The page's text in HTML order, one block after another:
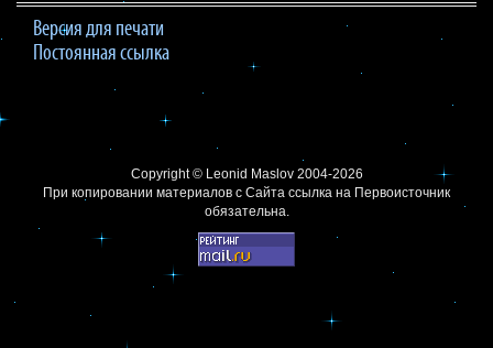
Версия для печати
Постоянная ссылка
Copyright © Leonid Maslov2004-2026
При копировании материалов с Сайта ссылка на Первоисточник
обязательна.